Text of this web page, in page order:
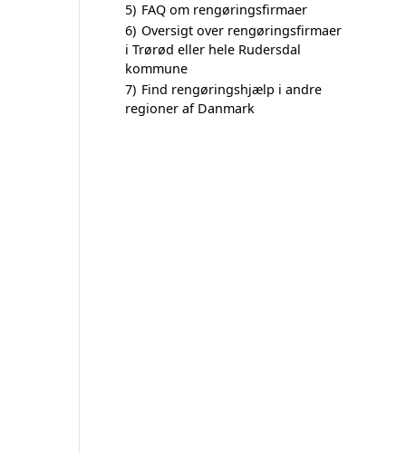
5) FAQ om rengøringsfirmaer
6) Oversigt over rengøringsfirmaer
i Trørød eller hele Rudersdal
kommune
7) Find rengøringshjælp i andre
regioner af Danmark